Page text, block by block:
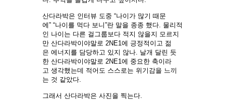
산다라박은 인터뷰 도중 “나이가 많기 때문
에” “나이를 먹다 보니”란 말을 종종 했다. 물리적
인 나이는 다른 걸그룹보다 적지 않을지 모르지
만 산다라박이야말로 2NE1에 긍정적이고 젊
은 에너지를 담당하고 있지 않나. 날개 달린 듯
한 산다라박이야말로 2NE1에 중요한 축이라
고 생각했는데 적어도 스스로는 위기감을 느끼
는 것 같았다.
그래서 산다라박은 사진을 찍는다.